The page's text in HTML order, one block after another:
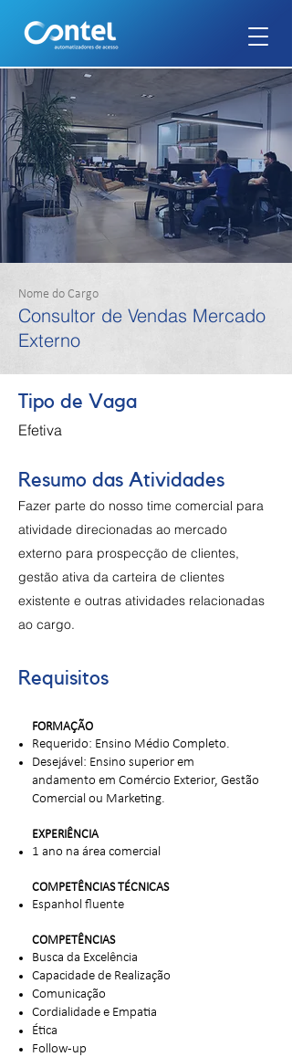
Nome do Cargo
Consultor de Vendas Mercado
Externo
Tipo de Vaga
Efetiva
Resumo das Atividades
Fazer parte do nosso time comercial para
atividade direcionadas ao mercado
externo para prospecção de clientes,
gestão ativa da carteira de clientes
existente e outras atividades relacionadas
ao cargo.
Requisitos
FORMAÇÃO
Requerido: Ensino Médio Completo.
Desejável: Ensino superior em
andamento em Comércio Exterior, Gestão
Comercial ou Marketing.
EXPERIÊNCIA
1 ano na área comercial
COMPETÊNCIAS TÉCNICAS
Espanhol fluente
COMPETÊNCIAS
Busca da Excelência
Capacidade de Realização
Comunicação
Cordialidade e Empatia
Ética
Follow-up